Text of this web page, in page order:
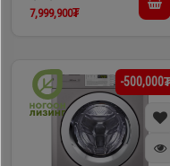
7,999,900₮
-